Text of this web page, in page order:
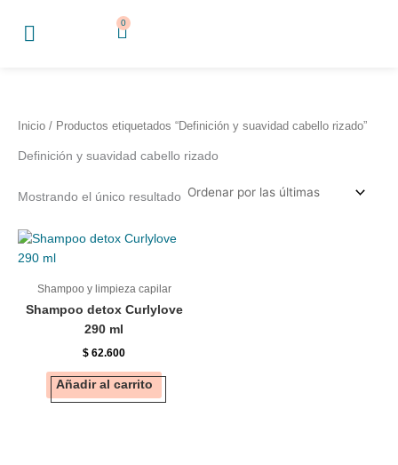
0
Cart
Inicio / Productos etiquetados “Definición y suavidad cabello rizado”
Definición y suavidad cabello rizado
Mostrando el único resultado
Shampoo y limpieza capilar
Shampoo detox Curlylove
290 ml
$ 62.600
Añadir al carrito